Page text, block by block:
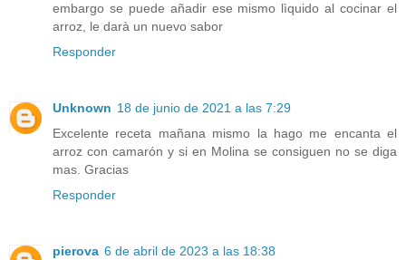
embargo se puede añadir ese mismo lìquido al cocinar el
arroz, le darà un nuevo sabor
Responder
Unknown 18 de junio de 2021 a las 7:29
Excelente receta mañana mismo la hago me encanta el
arroz con camarón y si en Molina se consiguen no se diga
mas. Gracias
Responder
pierova 6 de abril de 2023 a las 18:38